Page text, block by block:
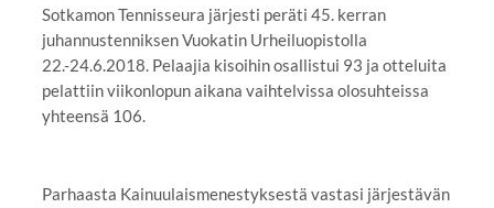
Sotkamon Tennisseura järjesti peräti 45. kerran
juhannustenniksen Vuokatin Urheiluopistolla
22.-24.6.2018. Pelaajia kisoihin osallistui 93 ja otteluita
pelattiin viikonlopun aikana vaihtelvissa olosuhteissa
yhteensä 106.
Parhaasta Kainuulaismenestyksestä vastasi järjestävän